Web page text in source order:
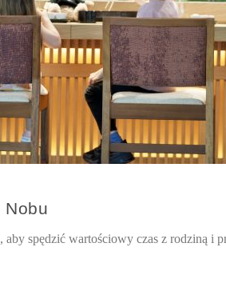
spędzić wartościowy czas z rodziną i